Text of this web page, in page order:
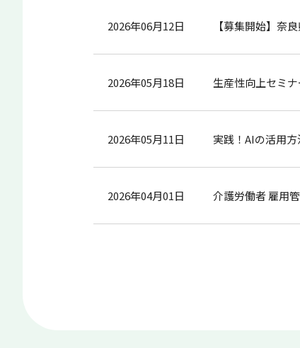
2026年06月12日 【募集開始】奈
2026年05月18日 生産性向上セミ
2026年05月11日 実践！AIの活用
2026年04月01日 介護労働者 雇用